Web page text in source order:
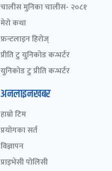
चालीस मुनिका चालीस- २०८१
मेरो कथा
फ्रन्टलाइन हिरोज्
प्रीति टु युनिकोड कन्भर्टर
युनिकोड टु प्रीति कन्भर्टर
अनलाइनखबर
हाम्रो टिम
प्रयोगका सर्त
विज्ञापन
प्राइभेसी पोलिसी